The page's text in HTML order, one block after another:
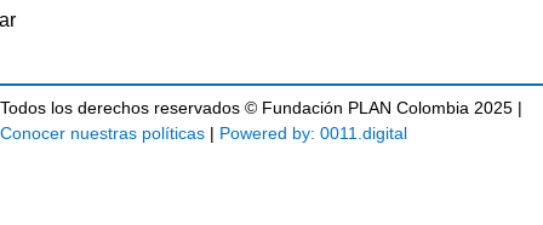
Todos los derechos reservados © Fundación PLAN Colombia 2025 |
Conocer nuestras políticas | Powered by: 0011.digital